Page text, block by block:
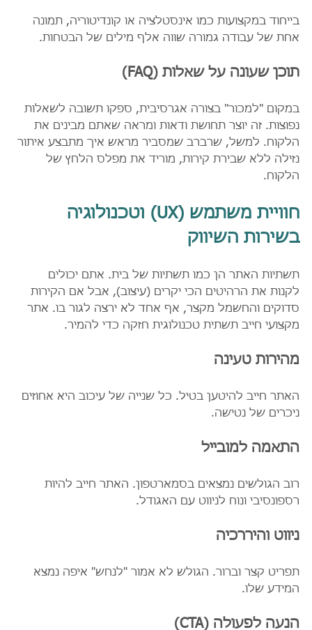
בייחוד במקצועות כמו אינסטלציה או קונדיטוריה, תמונה
אחת של עבודה גמורה שווה אלף מילים של הבטחות.
תוכן שעונה על שאלות (FAQ)
במקום "למכור" בצורה אגרסיבית, ספקו תשובה לשאלות
נפוצות. זה יוצר תחושת ודאות ומראה שאתם מבינים את
הלקוח. למשל, שרברב שמסביר מראש איך מתבצע איתור
נזילה ללא שבירת קירות, מוריד את מפלס הלחץ של
הלקוח.
חוויית משתמש (UX) וטכנולוגיה
בשירות השיווק
תשתיות האתר הן כמו תשתיות של בית. אתם יכולים
לקנות את הרהיטים הכי יקרים (עיצוב), אבל אם הקירות
סדוקים והחשמל מקצר, אף אחד לא ירצה לגור בו. אתר
מקצועי חייב תשתית טכנולוגית חזקה כדי להמיר.
מהירות טעינה
האתר חייב להיטען בטיל. כל שנייה של עיכוב היא אחוזים
ניכרים של נטישה.
התאמה למובייל
רוב הגולשים נמצאים בסמארטפון. האתר חייב להיות
רספונסיבי ונוח לניווט עם האגודל.
ניווט והיררכיה
תפריט קצר וברור. הגולש לא אמור "לנחש" איפה נמצא
המידע שלו.
הנעה לפעולה (CTA)